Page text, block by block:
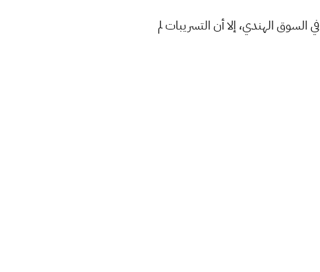
من جانب رصد هاتف iQOO 11 Pro 5G في قاعدة بيانات Bluetooth SIG، أيضاً أعتمد الهاتف في BIS في السوق الهندي، إلا أن التسريبات لم